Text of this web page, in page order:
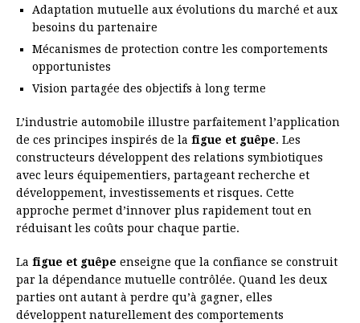
Adaptation mutuelle aux évolutions du marché et aux
besoins du partenaire
Mécanismes de protection contre les comportements
opportunistes
Vision partagée des objectifs à long terme
L’industrie automobile illustre parfaitement l’application
de ces principes inspirés de la figue et guêpe. Les
constructeurs développent des relations symbiotiques
avec leurs équipementiers, partageant recherche et
développement, investissements et risques. Cette
approche permet d’innover plus rapidement tout en
réduisant les coûts pour chaque partie.
La figue et guêpe enseigne que la confiance se construit
par la dépendance mutuelle contrôlée. Quand les deux
parties ont autant à perdre qu’à gagner, elles
développent naturellement des comportements